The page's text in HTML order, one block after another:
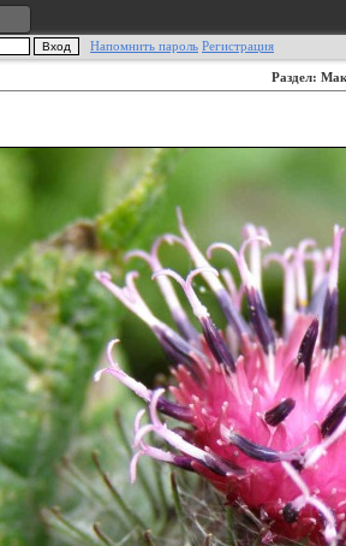
Напомнить пароль Регистрация
Раздел: